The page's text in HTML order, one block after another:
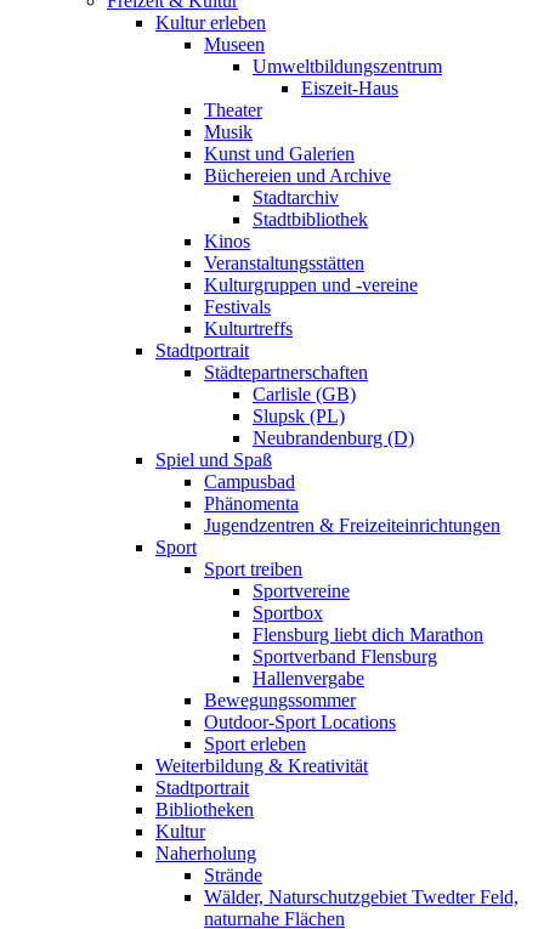
Kultur erleben
Museen
Umweltbildungszentrum
Eiszeit-Haus
Theater
Musik
Kunst und Galerien
Büchereien und Archive
Stadtarchiv
Stadtbibliothek
Kinos
Veranstaltungsstätten
Kulturgruppen und -vereine
Festivals
Kulturtreffs
Stadtportrait
Städtepartnerschaften
Carlisle (GB)
Slupsk (PL)
Neubrandenburg (D)
Spiel und Spaß
Campusbad
Phänomenta
Jugendzentren & Freizeiteinrichtungen
Sport
Sport treiben
Sportvereine
Sportbox
Flensburg liebt dich Marathon
Sportverband Flensburg
Hallenvergabe
Bewegungssommer
Outdoor-Sport Locations
Sport erleben
Weiterbildung & Kreativität
Stadtportrait
Bibliotheken
Kultur
Naherholung
Strände
Wälder, Naturschutzgebiet Twedter Feld,
naturnahe Flächen